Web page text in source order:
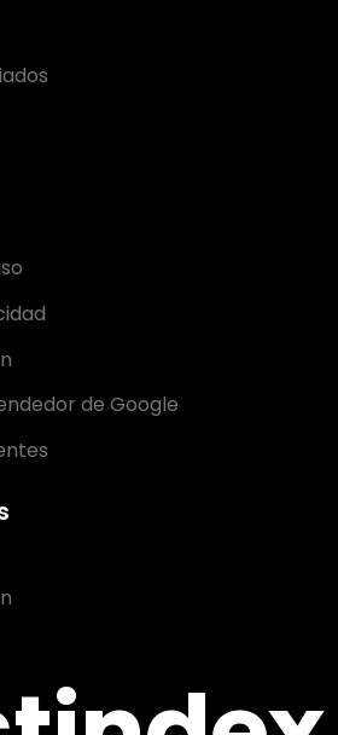
de Google